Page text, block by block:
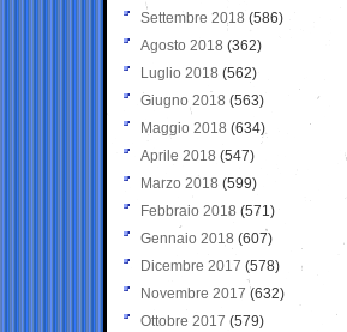
Settembre 2018 (586)
Agosto 2018 (362)
Luglio 2018 (562)
Giugno 2018 (563)
Maggio 2018 (634)
Aprile 2018 (547)
Marzo 2018 (599)
Febbraio 2018 (571)
Gennaio 2018 (607)
Dicembre 2017 (578)
Novembre 2017 (632)
Ottobre 2017 (579)